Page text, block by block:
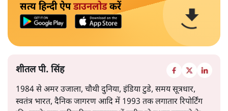
सत्य हिन्दी ऐपडाउनलोडकरें
शीतल पी. सिंह
1984 से अमर उजाला, चौथी दुनिया, इंडिया टुडे, समय सूत्रधार,
स्वतंत्र भारत, दैनिक जागरण आदि में 1993 तक लगातार रिपोर्टिंग